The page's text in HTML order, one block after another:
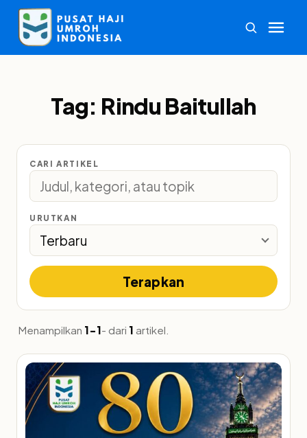
Tag: Rindu Baitullah
CARI ARTIKEL
URUTKAN
Terapkan
Menampilkan 1-1- dari 1 artikel.